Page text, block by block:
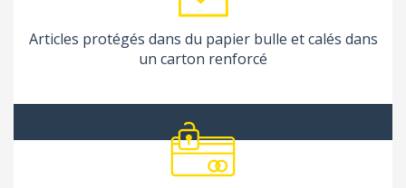
Articles protégés dans du papier bulle et calés dans
un carton renforcé